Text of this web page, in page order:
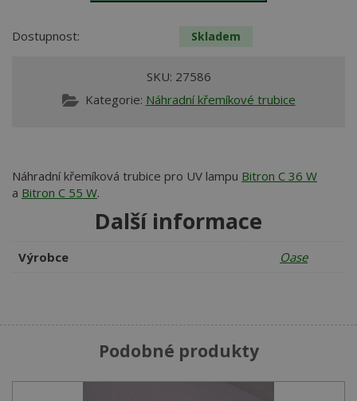
Dostupnost: Skladem
SKU: 27586
Kategorie: Náhradní křemíkové trubice
Náhradní křemíková trubice pro UV lampu Bitron C 36 W
a Bitron C 55 W.
Další informace
Výrobce Oase
Podobné produkty